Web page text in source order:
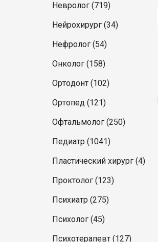
Невролог (719)
Нейрохирург (34)
Нефролог (54)
Онколог (158)
Ортодонт (102)
Ортопед (121)
Офтальмолог (250)
Педиатр (1041)
Пластический хирург (4)
Проктолог (123)
Психиатр (275)
Психолог (45)
Психотерапевт (127)